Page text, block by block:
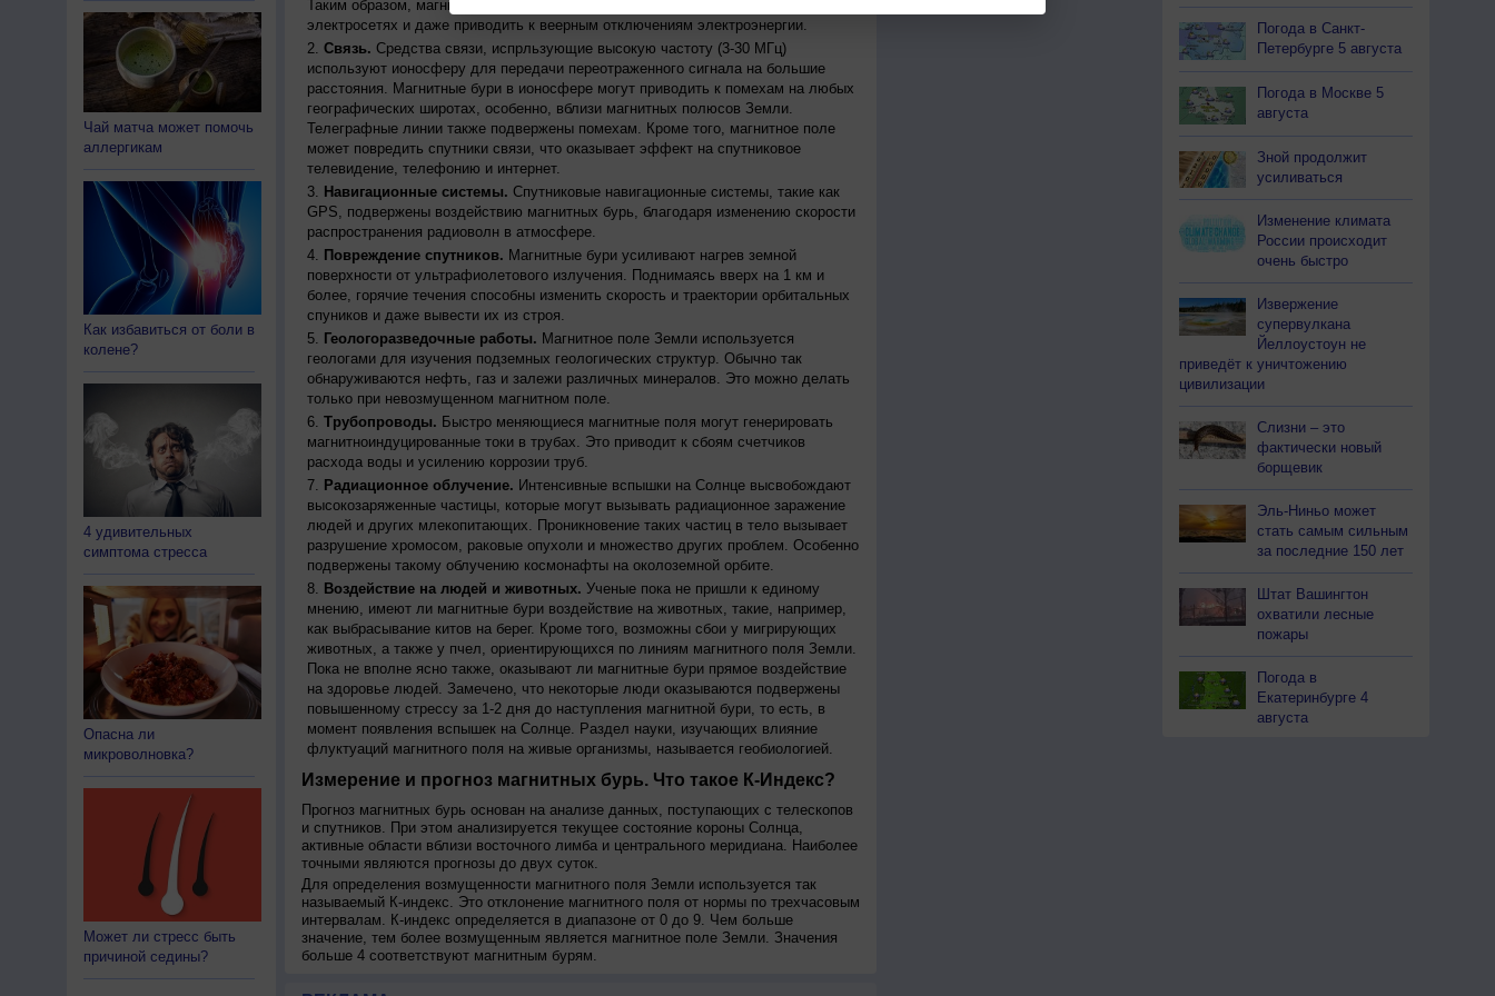
Чай матча может помочь
аллергикам
Как избавиться от боли в
колене?
4 удивительных
симптома стресса
Опасна ли
микроволновка?
Может ли стресс быть
причиной седины?
Таким образом, магнитные бури могут вызывать масштабные сбои в
электросетях и даже приводить к веерным отключениям электроэнергии.
Связь. Средства связи, испрльзующие высокую частоту (3-30 МГц)
используют ионосферу для передачи переотраженного сигнала на большие
расстояния. Магнитные бури в ионосфере могут приводить к помехам на любых
географических широтах, особенно, вблизи магнитных полюсов Земли.
Телеграфные линии также подвержены помехам. Кроме того, магнитное поле
может повредить спутники связи, что оказывает эффект на спутниковое
телевидение, телефонию и интернет.
Навигационные системы. Спутниковые навигационные системы, такие как
GPS, подвержены воздействию магнитных бурь, благодаря изменению скорости
распространения радиоволн в атмосфере.
Повреждение спутников. Магнитные бури усиливают нагрев земной
поверхности от ультрафиолетового излучения. Поднимаясь вверх на 1 км и
более, горячие течения способны изменить скорость и траектории орбитальных
спуников и даже вывести их из строя.
Геологоразведочные работы. Магнитное поле Земли используется
геологами для изучения подземных геологических структур. Обычно так
обнаруживаются нефть, газ и залежи различных минералов. Это можно делать
только при невозмущенном магнитном поле.
Трубопроводы. Быстро меняющиеся магнитные поля могут генерировать
магнитноиндуцированные токи в трубах. Это приводит к сбоям счетчиков
расхода воды и усилению коррозии труб.
Радиационное облучение. Интенсивные вспышки на Солнце высвобождают
высокозаряженные частицы, которые могут вызывать радиационное заражение
людей и других млекопитающих. Проникновение таких частиц в тело вызывает
разрушение хромосом, раковые опухоли и множество других проблем. Особенно
подвержены такому облучению космонафты на околоземной орбите.
Воздействие на людей и животных. Ученые пока не пришли к единому
мнению, имеют ли магнитные бури воздействие на животных, такие, например,
как выбрасывание китов на берег. Кроме того, возможны сбои у мигрирующих
животных, а также у пчел, ориентирующихся по линиям магнитного поля Земли.
Пока не вполне ясно также, оказывают ли магнитные бури прямое воздействие
на здоровье людей. Замечено, что некоторые люди оказываются подвержены
повышенному стрессу за 1-2 дня до наступления магнитной бури, то есть, в
момент появления вспышек на Солнце. Раздел науки, изучающих влияние
флуктуаций магнитного поля на живые организмы, называется геобиологией.
Измерение и прогноз магнитных бурь. Что такое К-Индекс?
Прогноз магнитных бурь основан на анализе данных, поступающих с телескопов
и спутников. При этом анализируется текущее состояние короны Солнца,
активные области вблизи восточного лимба и центрального меридиана. Наиболее
точными являются прогнозы до двух суток.
Для определения возмущенности магнитного поля Земли используется так
называемый К-индекс. Это отклонение магнитного поля от нормы по трехчасовым
интервалам. К-индекс определяется в диапазоне от 0 до 9. Чем больше
значение, тем более возмущенным является магнитное поле Земли. Значения
больше 4 соответствуют магнитным бурям.
Погода в Санкт-
Петербурге 5 августа
Погода в Москве 5
августа
Зной продолжит
усиливаться
Изменение климата
России происходит
очень быстро
Извержение
супервулкана
Йеллоустоун не
приведёт к уничтожению
цивилизации
Слизни – это
фактически новый
борщевик
Эль-Ниньо может
стать самым сильным
за последние 150 лет
Штат Вашингтон
охватили лесные
пожары
Погода в
Екатеринбурге 4
августа